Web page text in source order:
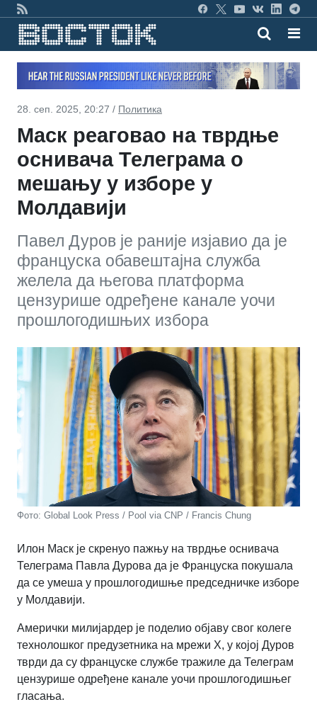
28. сеп. 2025, 20:27 / Политика
Маск реаговао на тврдње
оснивача Телеграма о
мешању у изборе у
Молдавији
Павел Дуров је раније изјавио да је
француска обавештајна служба
желела да његова платформа
цензурише одређене канале уочи
прошлогодишњих избора
Фото: Global Look Press / Pool via CNP / Francis Chung
Илон Маск је скренуо пажњу на тврдње оснивача
Телеграма Павла Дурова да је Француска покушала
да се умеша у прошлогодишње председничке изборе
у Молдавији.
Амерички милијардер је поделио објаву свог колеге
технолошког предузетника на мрежи X, у којој Дуров
тврди да су француске службе тражиле да Телеграм
цензурише одређене канале уочи прошлогодишњег
гласања.